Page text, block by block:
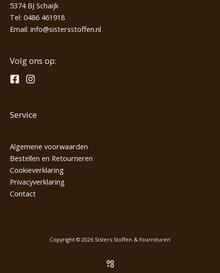
5374 BJ Schaijk
Tel: 0486 461918
Email: info@sistersstoffen.nl
Volg ons op:
Service
Algemene voorwaarden
Bestellen en Retourneren
Cookieverklaring
Privacyverklaring
Contact
Copyright © 2026 Sisters Stoffen & fournituren